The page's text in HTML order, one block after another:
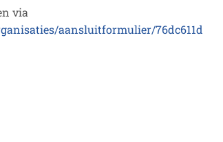
via
aansluitformulier/76dc611d